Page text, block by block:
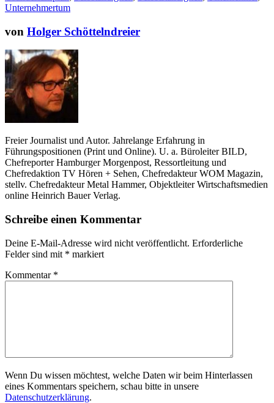
Unternehmertum
von Holger Schöttelndreier
Freier Journalist und Autor. Jahrelange Erfahrung in
Führungspositionen (Print und Online). U. a. Büroleiter BILD,
Chefreporter Hamburger Morgenpost, Ressortleitung und
Chefredaktion TV Hören + Sehen, Chefredakteur WOM Magazin,
stellv. Chefredakteur Metal Hammer, Objektleiter Wirtschaftsmedien
online Heinrich Bauer Verlag.
Schreibe einen Kommentar
Deine E-Mail-Adresse wird nicht veröffentlicht. Erforderliche
Felder sind mit * markiert
Kommentar *
Wenn Du wissen möchtest, welche Daten wir beim Hinterlassen
eines Kommentars speichern, schau bitte in unsere
Datenschutzerklärung.